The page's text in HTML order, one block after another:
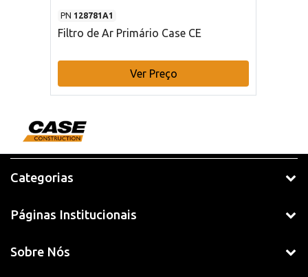
PN 128781A1
Filtro de Ar Primário Case CE
Ver Preço
Categorias
Páginas Institucionais
Sobre Nós